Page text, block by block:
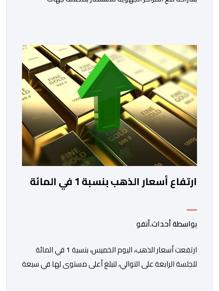
تهدف هذه المبادرة إلى تمكين مغاربة العالم من الاطلاع
على فرص الاستثمار المتاحة بمختلف جهات المملكة،
والاستفادة من مواكبة عن قرب تساعدهم […]
ارتفاع أسعار الذهب بنسبة 1 في المائة
بواسطة أحداث.أنفو
ارتفعت أسعار الذهب، اليوم الخميس، بنسبة 1 في المائة
للجلسة الرابعة على التوالي، لتبلغ أعلى مستوى لها في سبعة